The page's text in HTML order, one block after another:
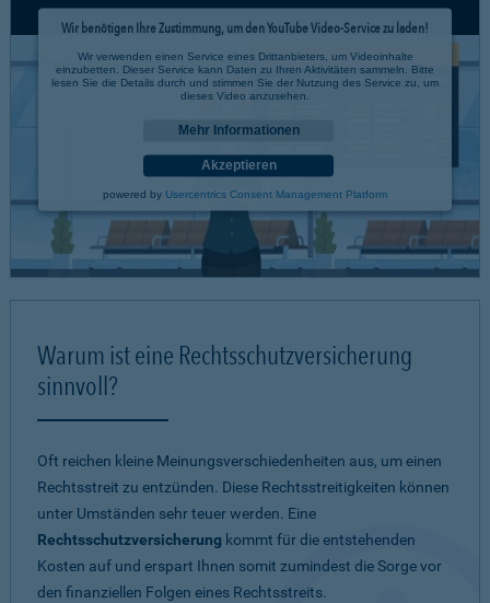
Wir benötigen Ihre Zustimmung, um den YouTube Video-Service zu laden!
Wir verwenden einen Service eines Drittanbieters, um Videoinhalte
einzubetten. Dieser Service kann Daten zu Ihren Aktivitäten sammeln. Bitte
lesen Sie die Details durch und stimmen Sie der Nutzung des Service zu, um
dieses Video anzusehen.
Mehr Informationen
Akzeptieren
powered by Usercentrics Consent Management Platform
Warum ist eine Rechtsschutzversicherung
sinnvoll?
Oft reichen kleine Meinungsverschiedenheiten aus, um einen
Rechtsstreit zu entzünden. Diese Rechtsstreitigkeiten können
unter Umständen sehr teuer werden. Eine
Rechtsschutzversicherung kommt für die entstehenden
Kosten auf und erspart Ihnen somit zumindest die Sorge vor
den finanziellen Folgen eines Rechtsstreits.